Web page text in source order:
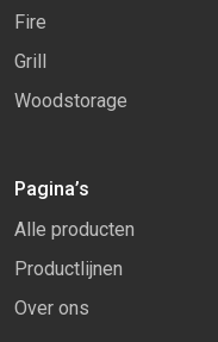
Fire
Grill
Woodstorage
Pagina’s
Alle producten
Productlijnen
Over ons